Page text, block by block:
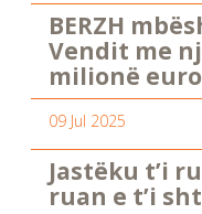
BERZH
Vendit me
milionë
09 Jul 2025
Jastëku t’i
ruan e t’i